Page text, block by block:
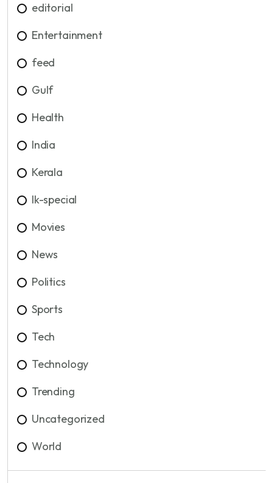
editorial
Entertainment
feed
Gulf
Health
India
Kerala
lk-special
Movies
News
Politics
Sports
Tech
Technology
Trending
Uncategorized
World